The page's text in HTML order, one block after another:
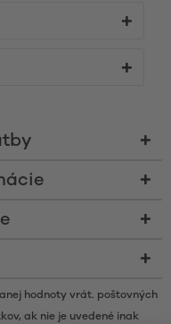
hodnoty vrát. poštovných
ak nie je uvedené inak